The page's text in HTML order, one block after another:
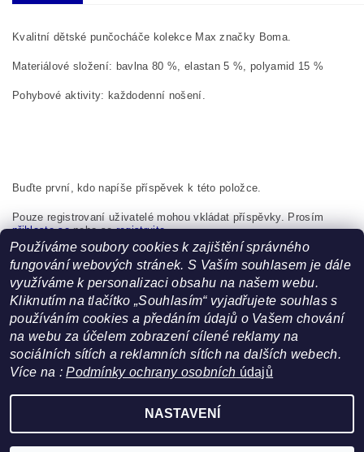
Kvalitní dětské punčocháče kolekce Max značky Boma.
Materiálové složení: bavlna 80 %, elastan 5 %, polyamid 15 %
Pohybové aktivity: každodenní nošení.
Buďte první, kdo napíše příspěvek k této položce.
Pouze registrovaní uživatelé mohou vkládat příspěvky. Prosím
přihlaste senebo seregistrujte.
Boma s.r.o., K Bytovkám 222 Kunice 251 63 Česká republika,
info@boma.cz
Facebook | Heureka.cz
2026 ©FoltynTextil.cz, všechna práva vyhrazenaUpravit nastavení cookies
Používáme soubory cookies k zajištění správného
fungování webových stránek. S Vaším souhlasem je dále
využíváme k personalizaci obsahu na našem webu.
Kliknutím na tlačítko „Souhlasím“ vyjadřujete souhlas s
používáním cookies a předáním údajů o Vašem chování
na webu za účelem zobrazení cílené reklamy na
sociálních sítích a reklamních sítích na dalších webech.
Více na :Podmínky ochrany osobních údajů
NASTAVENÍ